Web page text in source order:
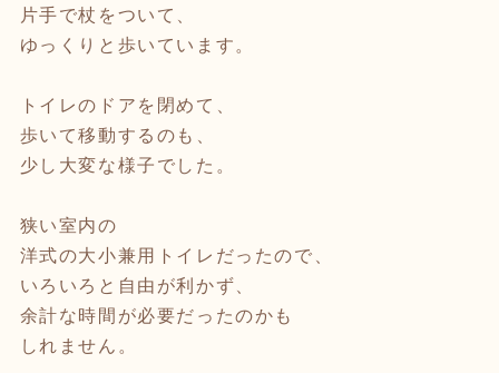
片手で杖をついて、
ゆっくりと歩いています。
トイレのドアを閉めて、
歩いて移動するのも、
少し大変な様子でした。
狭い室内の
洋式の大小兼用トイレだったので、
いろいろと自由が利かず、
余計な時間が必要だったのかも
しれません。